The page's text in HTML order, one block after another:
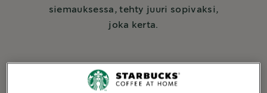
siemauksessa, tehty juuri sopivaksi,
joka kerta.
3 minuutissa to make